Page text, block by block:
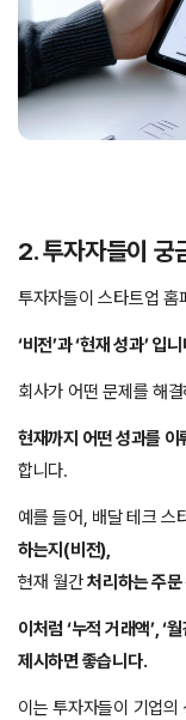
2. 투자자들이 궁
투자자들이 스타트업 홈
‘비전’과 ‘현재 성과’ 입
회사가 어떤 문제를 해
현재까지 어떤 성과를
합니다.
예를 들어, 배달 테크 스
하는지(비전),
현재 월간처리하는 주
이처럼 ‘누적 거래액’, ‘
제시하면 좋습니다.
이는 투자자들이 기업